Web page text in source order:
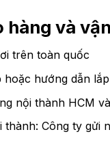
hàng và
trên toàn quốc
hướng dẫn
nội thành HCM
Công ty gửi